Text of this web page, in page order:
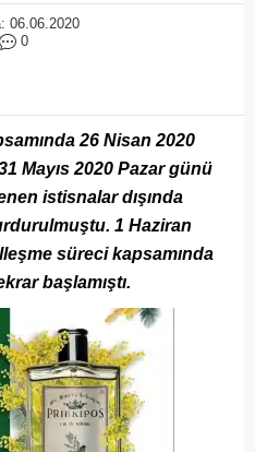
06.06.2020
0
26 Nisan 2020
Mayıs 2020 Pazar günü
istisnalar dışında
1 Haziran
süreci kapsamında
başlamıştı.